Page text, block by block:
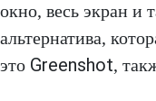
окно, весь экран и
альтернатива,
это Greenshot,